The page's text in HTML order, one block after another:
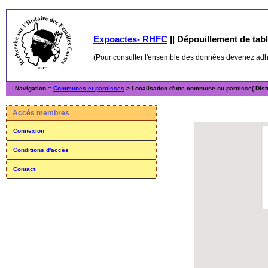
Expoactes- RHFC || Dépouillement de
(Pour consulter l'ensemble des données devenez
Navigation :: Communes et paroisses > Localisation d'une commune ou paroisse(
Accès membres
Connexion
Conditions d'accès
Contact